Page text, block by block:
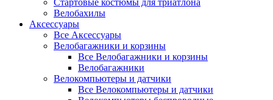
Стартовые костюмы для триатлона
Велобахилы
Аксессуары
Все Аксессуары
Велобагажники и корзины
Все Велобагажники и корзины
Велобагажники
Велокомпьютеры и датчики
Все Велокомпьютеры и датчики